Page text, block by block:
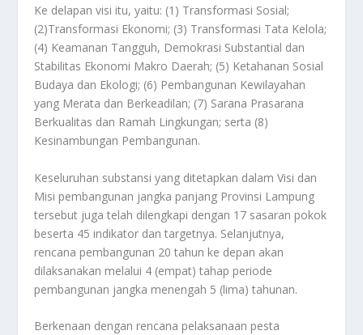
Ke delapan visi itu, yaitu: (1) Transformasi Sosial;
(2)Transformasi Ekonomi; (3) Transformasi Tata Kelola;
(4) Keamanan Tangguh, Demokrasi Substantial dan
Stabilitas Ekonomi Makro Daerah; (5) Ketahanan Sosial
Budaya dan Ekologi; (6) Pembangunan Kewilayahan
yang Merata dan Berkeadilan; (7) Sarana Prasarana
Berkualitas dan Ramah Lingkungan; serta (8)
Kesinambungan Pembangunan.
Keseluruhan substansi yang ditetapkan dalam Visi dan
Misi pembangunan jangka panjang Provinsi Lampung
tersebut juga telah dilengkapi dengan 17 sasaran pokok
beserta 45 indikator dan targetnya. Selanjutnya,
rencana pembangunan 20 tahun ke depan akan
dilaksanakan melalui 4 (empat) tahap periode
pembangunan jangka menengah 5 (lima) tahunan.
Berkenaan dengan rencana pelaksanaan pesta